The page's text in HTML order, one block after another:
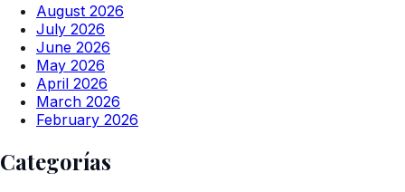
August 2026
July 2026
June 2026
May 2026
April 2026
March 2026
February 2026
Categorías